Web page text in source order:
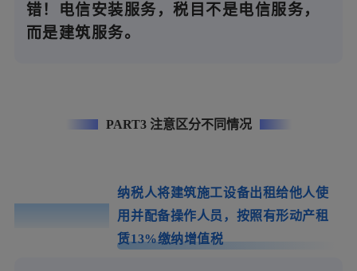
错！电信安装服务，税目不是电信服务，
而是建筑服务。
PART3 注意区分不同情况
纳税人将建筑施工设备出租给他人使
用并配备操作人员，按照有形动产租
赁13%缴纳增值税